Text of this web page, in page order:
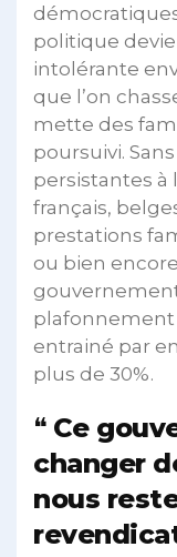
politique
intolérante
que l’on
mette des
poursuivi.
persistantes à
français,
prestations
ou bien
plafonnement
entrainé par
plus de 30%.
Ce
changer
nous